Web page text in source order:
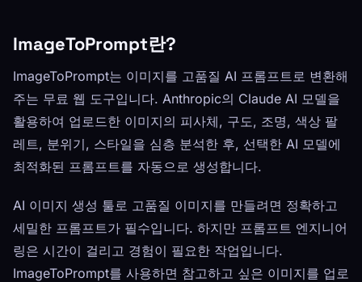
ImageToPrompt란?
ImageToPrompt는 이미지를 고품질 AI 프롬프트로 변환해
주는 무료 웹 도구입니다. Anthropic의 Claude AI 모델을
활용하여 업로드한 이미지의 피사체, 구도, 조명, 색상 팔
레트, 분위기, 스타일을 심층 분석한 후, 선택한 AI 모델에
최적화된 프롬프트를 자동으로 생성합니다.
AI 이미지 생성 툴로 고품질 이미지를 만들려면 정확하고
세밀한 프롬프트가 필수입니다. 하지만 프롬프트 엔지니어
링은 시간이 걸리고 경험이 필요한 작업입니다.
ImageToPrompt를 사용하면 참고하고 싶은 이미지를 업로